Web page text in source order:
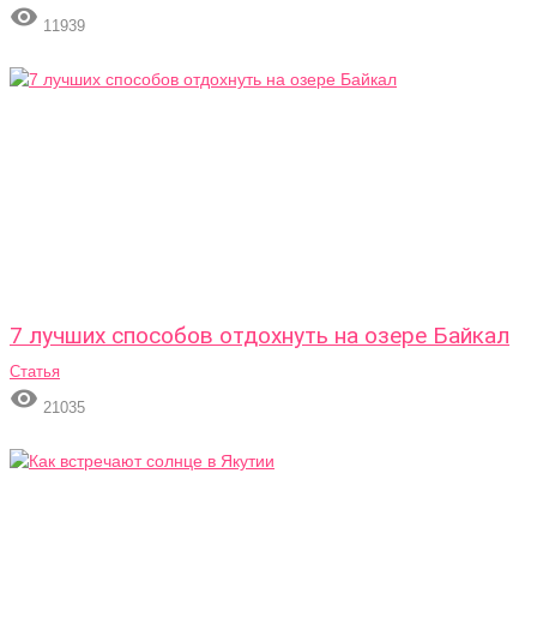
 11939
7 лучших способов отдохнуть на озере Байкал
Статья
 21035